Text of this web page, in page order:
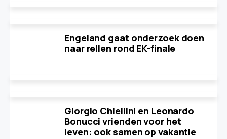
Engeland gaat onderzoek doen
naar rellen rond EK-finale
Giorgio Chiellini en Leonardo
Bonucci vrienden voor het
leven: ook samen op vakantie